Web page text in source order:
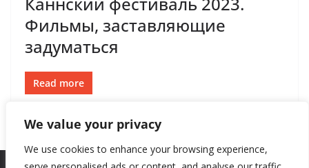
We value your privacy
We use cookies to enhance your browsing experience,
Фильмы, заставляющие
задуматься
Read more